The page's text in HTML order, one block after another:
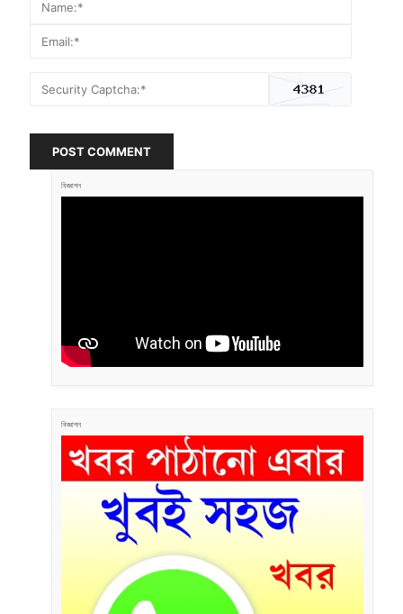
POST COMMENT
বিজ্ঞাপন
বিজ্ঞাপন